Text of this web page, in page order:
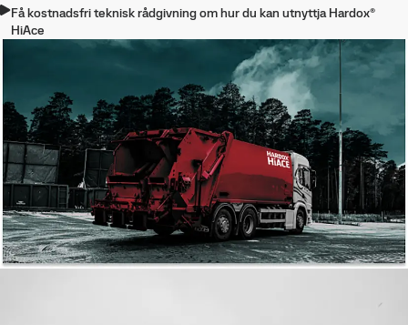
Få kostnadsfri teknisk rådgivning om hur du kan utnyttja Hardox®
HiAce